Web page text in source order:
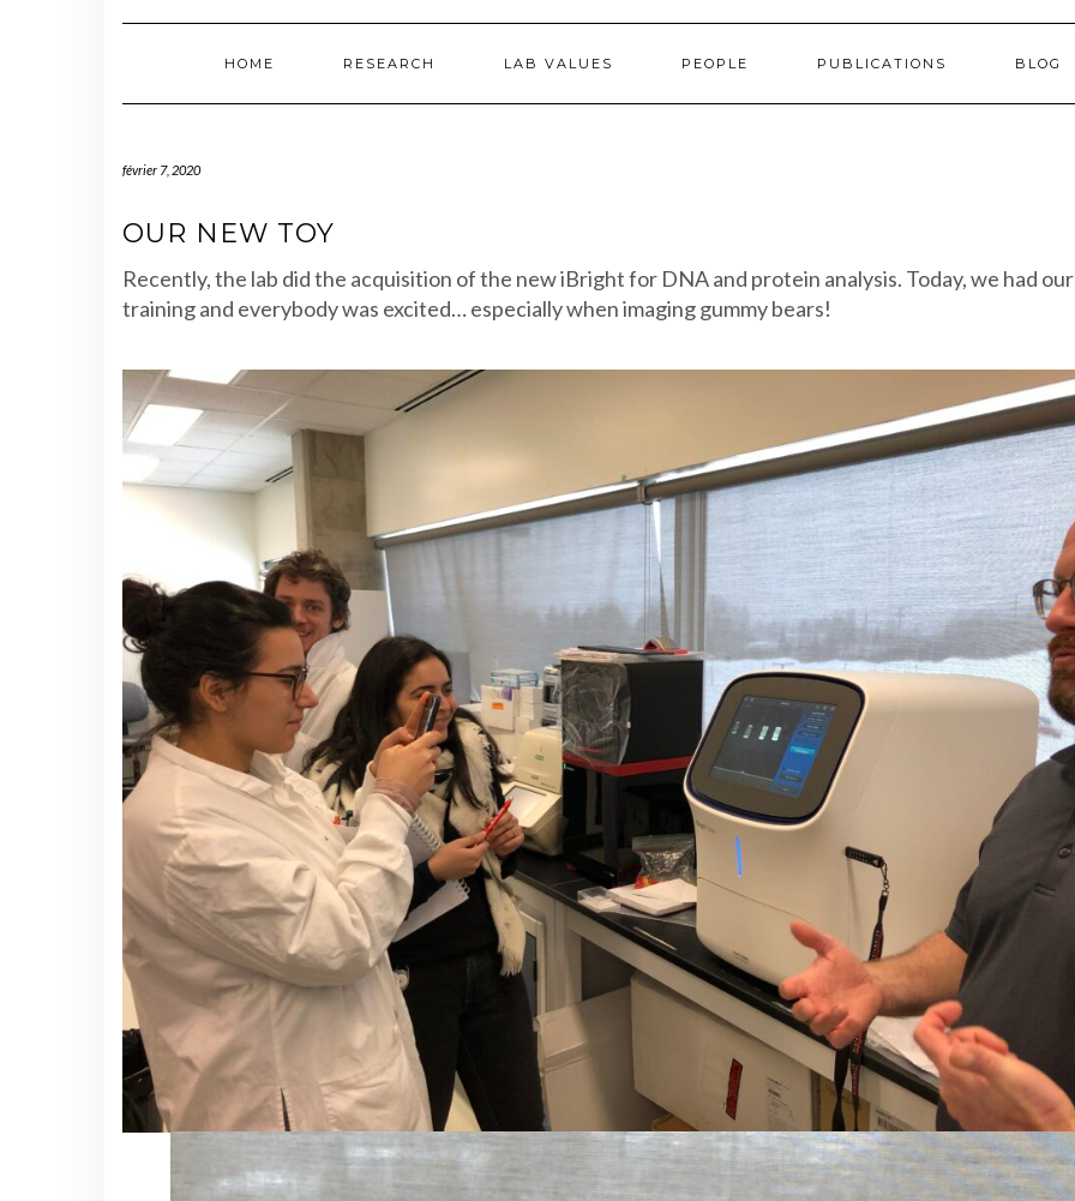
HOME RESEARCH LAB VALUES PEOPLE PUBLICATIONS BLOG
février 7, 2020
OUR NEW TOY
Recently, the lab did the acquisition of the new iBright for DNA and protein analysis. Today, we had our
training and everybody was excited… especially when imaging gummy bears!